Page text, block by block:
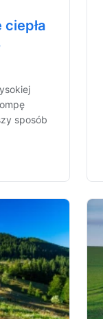
sposób